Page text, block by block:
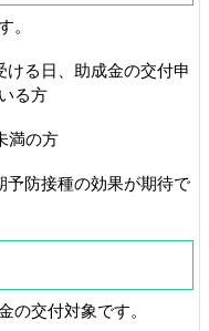
。
る日、助成金の交付申
る方
満の方
防接種の効果が期待で
の交付対象です。